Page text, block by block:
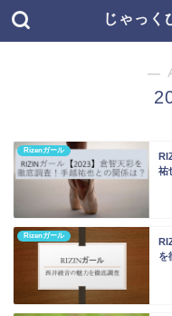
じゃっく
―
Rizenガール
祐
Rizenガール
を